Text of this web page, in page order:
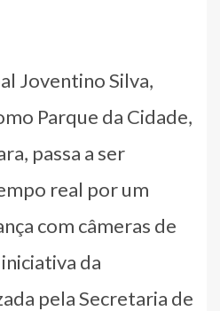
Joventino Silva,
Parque da Cidade,
passa a ser
real por um
com câmeras de
da
pela Secretaria de